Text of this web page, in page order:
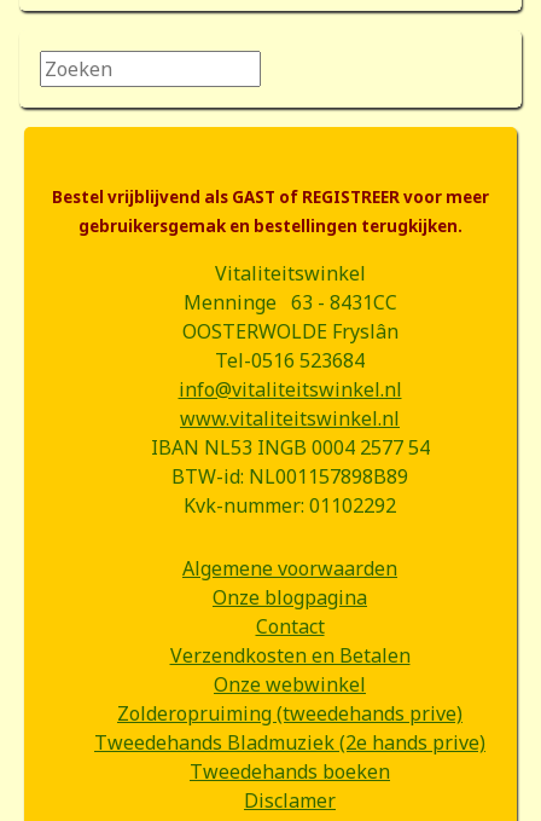
Zoeken...
Bestel vrijblijvend als GAST of REGISTREER voor meer
gebruikersgemak en bestellingen terugkijken.
Vitaliteitswinkel
Menninge 63 - 8431CC
OOSTERWOLDE Fryslân
Tel-0516 523684
info@vitaliteitswinkel.nl
www.vitaliteitswinkel.nl
IBAN NL53 INGB 0004 2577 54
BTW-id: NL001157898B89
Kvk-nummer: 01102292
Algemene voorwaarden
Onze blogpagina
Contact
Verzendkosten en Betalen
Onze webwinkel
Zolderopruiming (tweedehands prive)
Tweedehands Bladmuziek (2e hands prive)
Tweedehands boeken
Disclamer